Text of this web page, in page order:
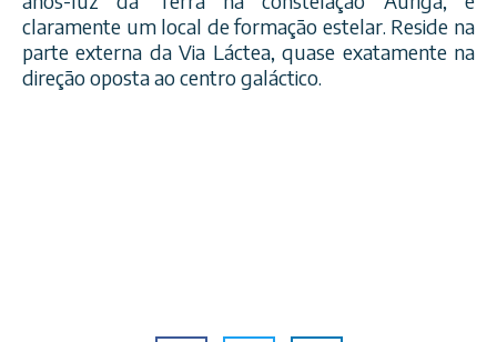
claramente um local de formação estelar. Reside na
parte externa da Via Láctea, quase exatamente na
direção oposta ao centro galáctico.